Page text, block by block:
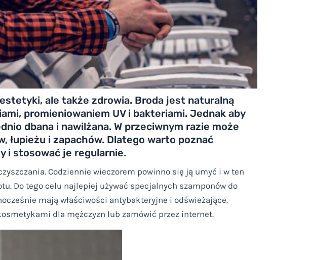
ale także zdrowia. Broda jest naturalną
promieniowaniem UV i bakteriami. Jednak aby
dbana i nawilżana. W przeciwnym razie może
łupieżu i zapachów. Dlatego warto poznać
i stosować je regularnie.
Codziennie wieczorem powinno się ją umyć i w ten
Do tego celu najlepiej używać specjalnych szamponów do
mają właściwości antybakteryjne i odświeżające.
dla mężczyzn lub zamówić przez internet.